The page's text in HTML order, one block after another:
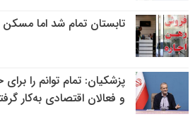
تابستان تمام شد اما
پزشکیان: تمام توانم را
و فعالان اقتصادی به‌کار